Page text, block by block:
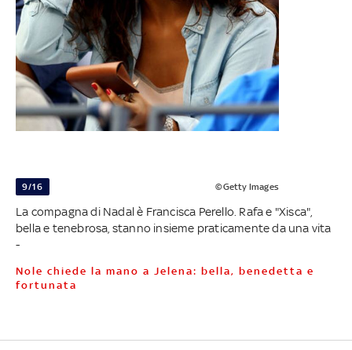
9/16 ©Getty Images
La compagna di Nadal è Francisca Perello. Rafa e "Xisca",
bella e tenebrosa, stanno insieme praticamente da una vita
-
Nole chiede la mano a Jelena: bella, benedetta e
fortunata